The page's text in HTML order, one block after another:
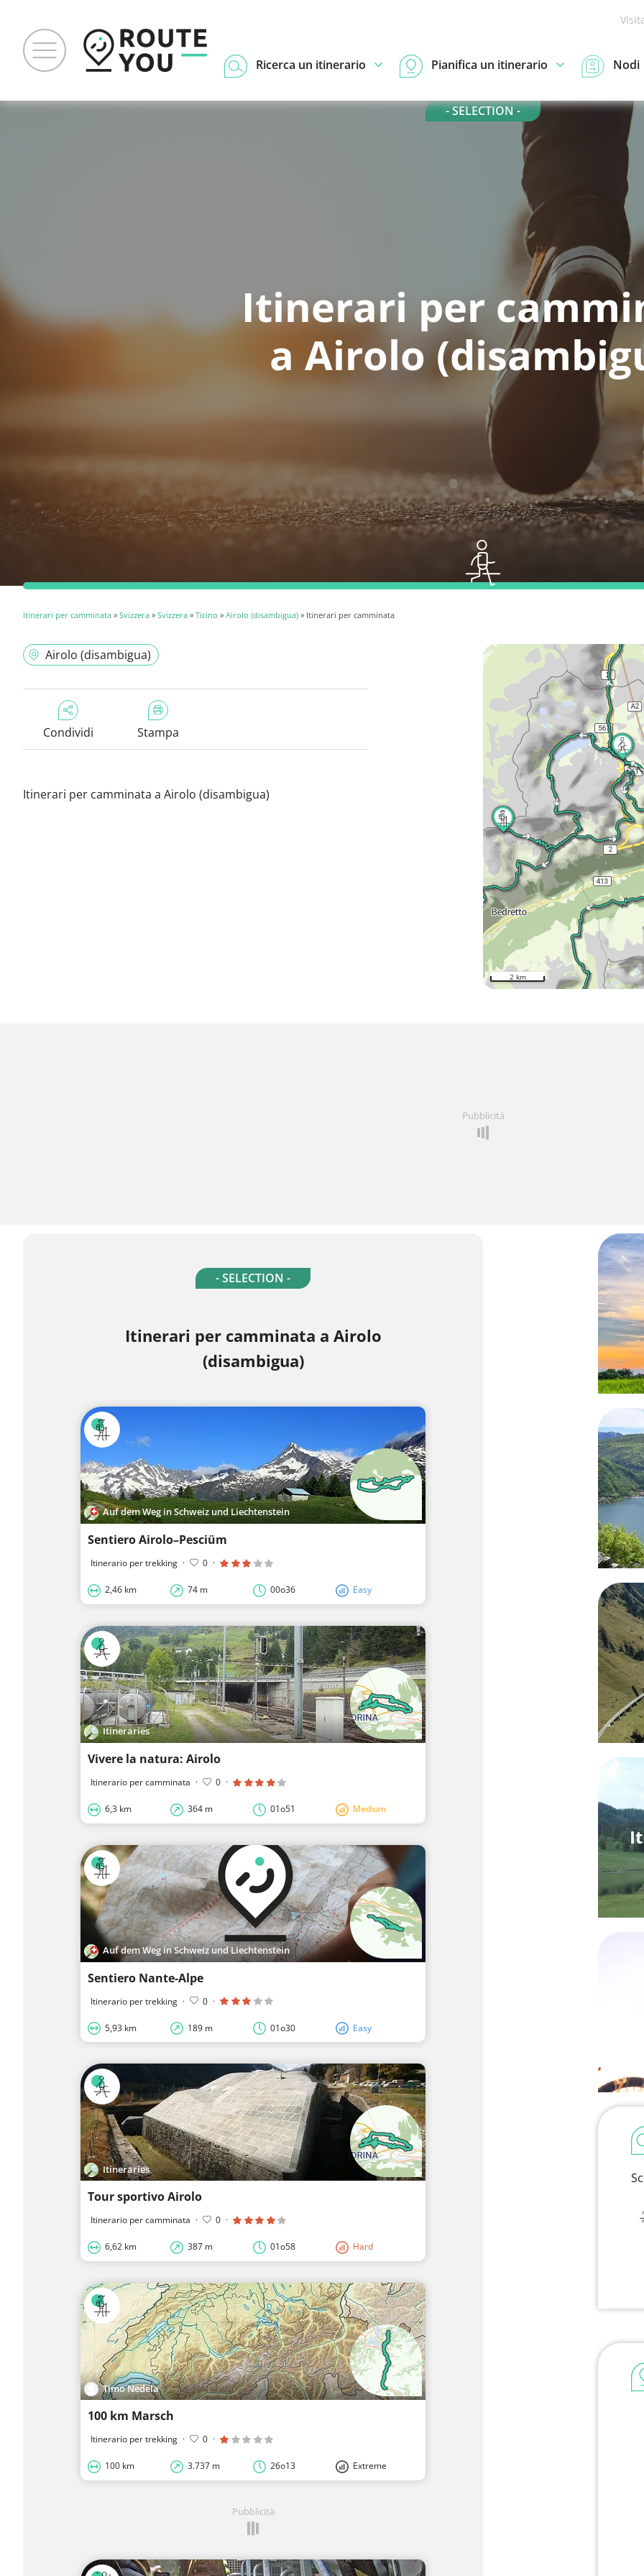
Ricerca un itinerario Pianifica un itinerario Nodi
- SELECTION -
Itinerari per
a Airolo
Itinerari per camminata » Svizzera » Svizzera » Ticino » Airolo (disambigua) » Itinerari per camminata
Airolo (disambigua)
Condividi Stampa
Itinerari per camminata a Airolo (disambigua)
2 km
Pubblicità
- SELECTION -
Itinerari per camminata a Airolo
(disambigua)
Auf dem Weg in Schweiz und Liechtenstein
Sentiero Airolo–Pesciüm
Itinerario per trekking · 0 ·
2,46 km 74 m 00o36 Easy
Itineraries
Vivere la natura: Airolo
Itinerario per camminata · 0 ·
6,3 km 364 m 01o51 Medium
Auf dem Weg in Schweiz und Liechtenstein
Sentiero Nante-Alpe
Itinerario per trekking · 0 ·
5,93 km 189 m 01o30 Easy
Itineraries
Tour sportivo Airolo
Itinerario per camminata · 0 ·
6,62 km 387 m 01o58 Hard
Timo Nedela
100 km Marsch
Itinerario per trekking · 0 ·
100 km 3.737 m 26o13 Extreme
Pubblicità